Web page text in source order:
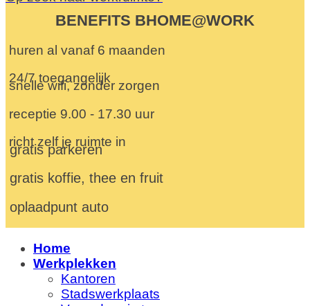
BENEFITS BHOME@WORK
huren al vanaf 6 maanden
24/7 toegangelijk
snelle wifi, zonder zorgen
receptie 9.00 - 17.30 uur
richt zelf je ruimte in
gratis parkeren
gratis koffie, thee en fruit
oplaadpunt auto
Home
Werkplekken
Kantoren
Stadswerkplaats